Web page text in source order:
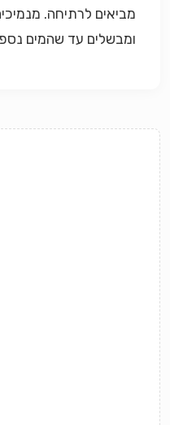
מביאים לרתיחה.
ומבשלים עד שהמים נספגים